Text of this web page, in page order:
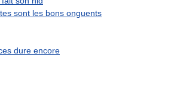
sont les bons onguents
dure encore